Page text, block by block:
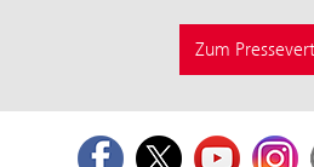
Zum
FacebookTwitterYoutube